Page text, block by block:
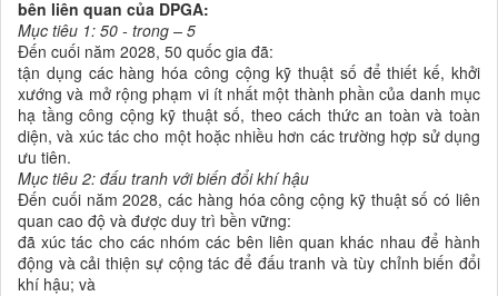
bên liên quan của DPGA:
Mục tiêu 1: 50 - trong – 5
Đến cuối năm 2028, 50 quốc gia đã:
tận dụng các hàng hóa công cộng kỹ thuật số để thiết kế, khởi
xướng và mở rộng phạm vi ít nhất một thành phần của danh mục
hạ tầng công cộng kỹ thuật số, theo cách thức an toàn và toàn
diện, và xúc tác cho một hoặc nhiều hơn các trường hợp sử dụng
ưu tiên.
Mục tiêu 2: đấu tranh với biến đổi khí hậu
Đến cuối năm 2028, các hàng hóa công cộng kỹ thuật số có liên
quan cao độ và được duy trì bền vững:
đã xúc tác cho các nhóm các bên liên quan khác nhau để hành
động và cải thiện sự cộng tác để đấu tranh và tùy chỉnh biến đổi
khí hậu; và